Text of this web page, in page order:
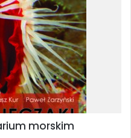
morskim